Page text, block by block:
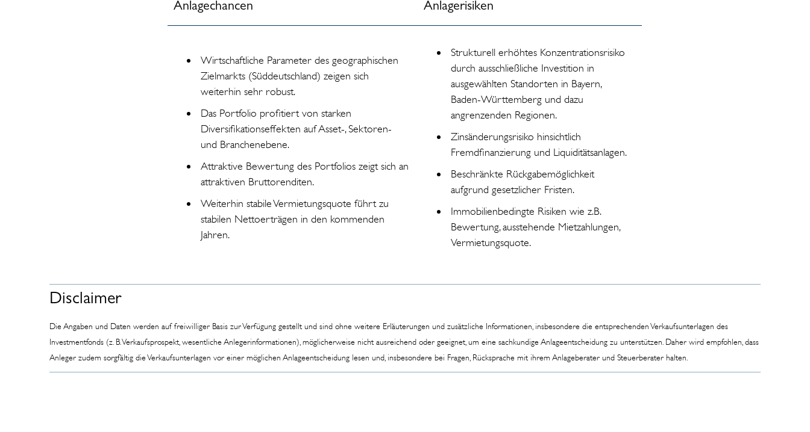
Anlagechancen Anlagerisiken
Wirtschaftliche Parameter des geographischen
Zielmarkts (Süddeutschland) zeigen sich
weiterhin sehr robust.
Das Portfolio profitiert von starken
Diversifikationseffekten auf Asset-, Sektoren-
und Branchenebene.
Attraktive Bewertung des Portfolios zeigt sich an
attraktiven Bruttorenditen.
Weiterhin stabile Vermietungsquote führt zu
stabilen Nettoerträgen in den kommenden
Jahren.
Strukturell erhöhtes Konzentrationsrisiko
durch ausschließliche Investition in
ausgewählten Standorten in Bayern,
Baden-Württemberg und dazu
angrenzenden Regionen.
Zinsänderungsrisiko hinsichtlich
Fremdfinanzierung und Liquiditätsanlagen.
Beschränkte Rückgabemöglichkeit
aufgrund gesetzlicher Fristen.
Immobilienbedingte Risiken wie z.B.
Bewertung, ausstehende Mietzahlungen,
Vermietungsquote.
Disclaimer
Die Angaben und Daten werden auf freiwilliger Basis zur Verfügung gestellt und sind ohne weitere Erläuterungen und zusätzliche Informationen, insbesondere die entsprechenden Verkaufsunterlagen des
Investmentfonds (z. B. Verkaufsprospekt, wesentliche Anlegerinformationen), möglicherweise nicht ausreichend oder geeignet, um eine sachkundige Anlageentscheidung zu unterstützen. Daher wird empfohlen, dass
Anleger zudem sorgfältig die Verkaufsunterlagen vor einer möglichen Anlageentscheidung lesen und, insbesondere bei Fragen, Rücksprache mit ihrem Anlageberater und Steuerberater halten.